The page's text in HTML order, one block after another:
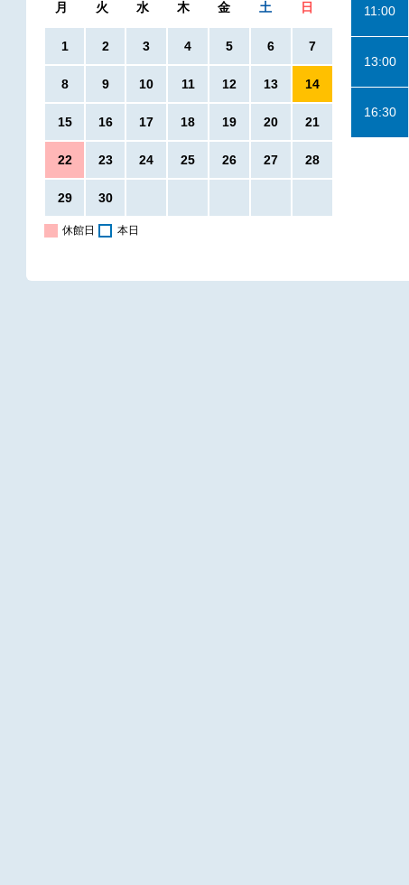
月 火 水 木 金 土 日
1 2 3 4 5 6 7
8 9 10 11 12 13 14
15 16 17 18 19 20 21
22 23 24 25 26 27 28
29 30
休館日 本日
11:00
13:00
16:30